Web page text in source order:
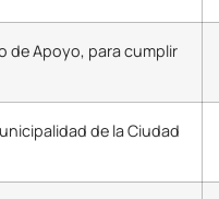
de Apoyo, para cumplir
de la Ciudad